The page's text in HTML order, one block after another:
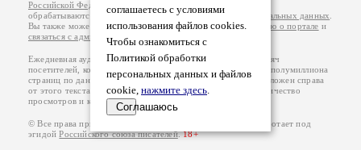
соглашаетесь с условиями
использования файлов cookies.
Чтобы ознакомиться с
Политикой обработки
персональных данных и файлов
cookie, нажмите здесь.
Соглашаюсь
Российской Федерации
обрабатываются на основанииПолитики обработки персональных данных
Вы также можете посмотреть более подробнуюинформацию о портале и
связаться с администрацией
Ежедневная аудитория портала Проза.ру – порядка 100 тысяч
посетителей, которые в общей сумме просматривают более полумиллиона
страниц по данным счетчика посещаемости, который расположен справа
от этого текста. В каждой графе указано по две цифры: количество
просмотров и количество посетителей.
© Все права принадлежат авторам, 2000-2026. Портал работает под
эгидойРоссийского союза писателей.18+